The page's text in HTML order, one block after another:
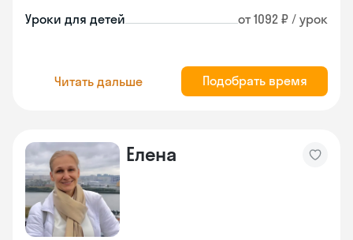
Уроки для детей от 1092 ₽ / урок
Читать дальше Подобрать время
Елена